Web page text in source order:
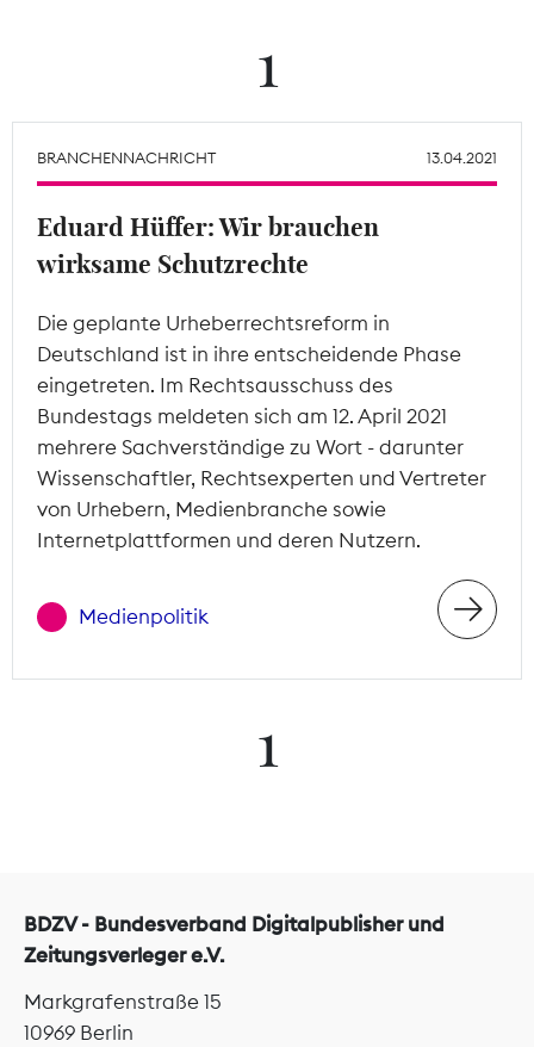
Mitgliederbereich
1
BRANCHENNACHRICHT 13.04.2021
Eduard Hüffer: Wir brauchen
wirksame Schutzrechte
Die geplante Urheberrechtsreform in
Deutschland ist in ihre entscheidende Phase
eingetreten. Im Rechtsausschuss des
Bundestags meldeten sich am 12. April 2021
mehrere Sachverständige zu Wort - darunter
Wissenschaftler, Rechtsexperten und Vertreter
von Urhebern, Medienbranche sowie
Internetplattformen und deren Nutzern.
Medienpolitik
1
BDZV - Bundesverband Digitalpublisher und
Zeitungsverleger e.V.
Markgrafenstraße 15
10969 Berlin